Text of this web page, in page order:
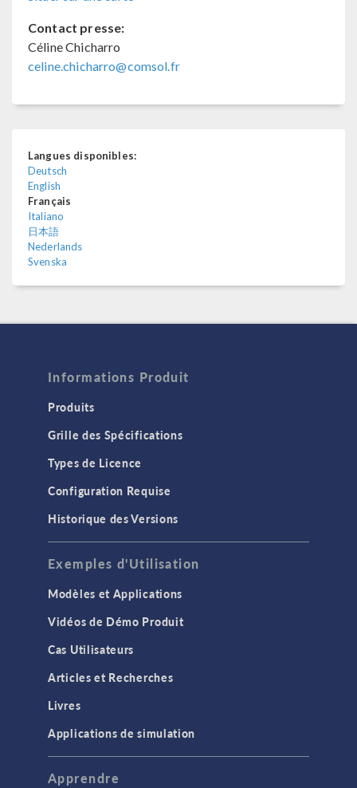
Contact presse:
Céline Chicharro
celine.chicharro@comsol.fr
Langues disponibles:
Deutsch
English
Français
Italiano
日本語
Nederlands
Svenska
Informations Produit
Produits
Grille des Spécifications
Types de Licence
Configuration Requise
Historique des Versions
Exemples d'Utilisation
Modèles et Applications
Vidéos de Démo Produit
Cas Utilisateurs
Articles et Recherches
Livres
Applications de simulation
Apprendre